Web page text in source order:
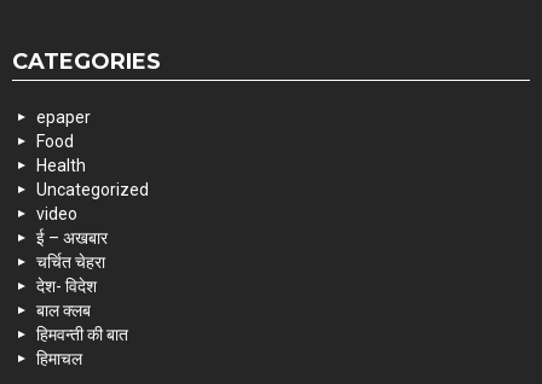
CATEGORIES
epaper
Food
Health
Uncategorized
video
ई – अखबार
चर्चित चेहरा
देश- विदेश
बाल क्लब
हिमवन्ती की बात
हिमाचल